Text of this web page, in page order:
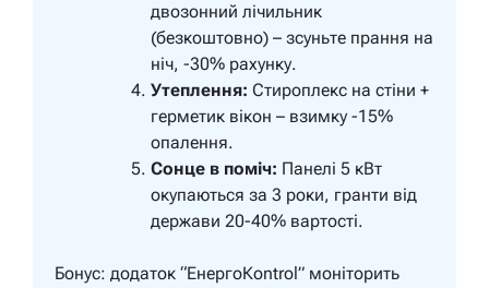
двозонний лічильник
(безкоштовно) – зсуньте прання на
ніч, -30% рахунку.
Утеплення: Стироплекс на стіни +
герметик вікон – взимку -15%
опалення.
Сонце в поміч: Панелі 5 кВт
окупаються за 3 роки, гранти від
держави 20-40% вартості.
Бонус: додаток “ЕнергоКontrol” моніторить